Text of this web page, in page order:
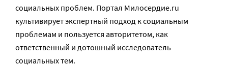
социальных проблем. Портал Милосердие.ru
культивирует экспертный подход к социальным
проблемам и пользуется авторитетом, как
ответственный и дотошный исследователь
социальных тем.